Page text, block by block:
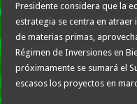
Presidente considera que la
estrategia se centra en atraer
de materias primas,
Régimen de Inversiones en
próximamente se sumará el
escasos los proyectos en